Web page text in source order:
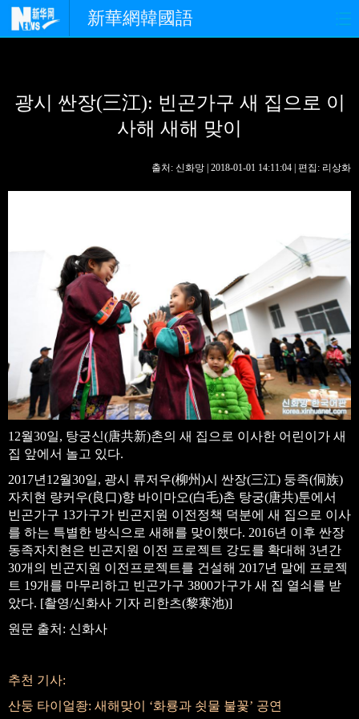
新華網韓國語
경제 사회 포토
핫 TV
광시 싼장(三江): 빈곤가구 새 집으로 이
사해 새해 맞이
출처: 신화망 | 2018-01-01 14:11:04 | 편집: 리상화
12월30일, 탕궁신(唐共新)촌의 새 집으로 이사한 어린이가 새
집 앞에서 놀고 있다.
2017년12월30일, 광시 류저우(柳州)시 싼장(三江) 둥족(侗族)
자치현 량커우(良口)향 바이마오(白毛)촌 탕궁(唐共)툰에서
빈곤가구 13가구가 빈곤지원 이전정책 덕분에 새 집으로 이사
를 하는 특별한 방식으로 새해를 맞이했다. 2016년 이후 싼장
동족자치현은 빈곤지원 이전 프로젝트 강도를 확대해 3년간
30개의 빈곤지원 이전프로젝트를 건설해 2017년 말에 프로젝
트 19개를 마무리하고 빈곤가구 3800가구가 새 집 열쇠를 받
았다. [촬영/신화사 기자 리한츠(黎寒池)]
원문 출처: 신화사
추천 기사:
산둥 타이얼좡: 새해맞이 ‘화룡과 쇳물 불꽃’ 공연